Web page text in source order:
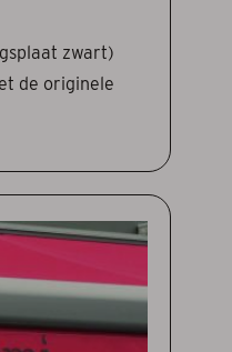
zwart)
de originele